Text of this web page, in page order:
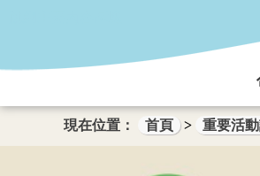
現在位置： 首頁 > 重要活